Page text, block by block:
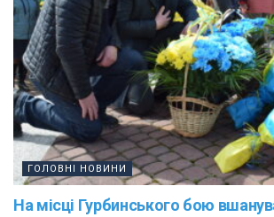
ГОЛОВНІ НОВИНИ
На місці Гурбинського бою